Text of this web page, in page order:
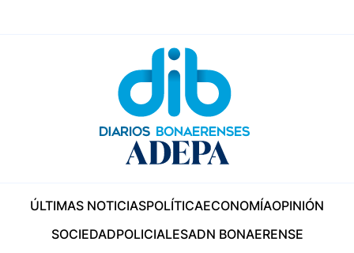
ÚLTIMAS NOTICIASPOLÍTICAECONOMÍAOPINIÓN
SOCIEDADPOLICIALESADN BONAERENSE